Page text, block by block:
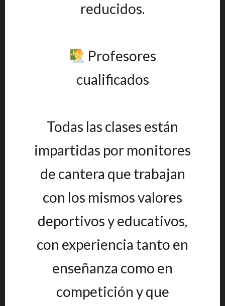
reducidos.
Profesores
cualificados
Todas las clases están
impartidas por monitores
de cantera que trabajan
con los mismos valores
deportivos y educativos,
con experiencia tanto en
enseñanza como en
competición y que